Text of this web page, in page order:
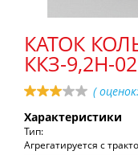
КАТОК
ККЗ-9,2Н-
( оценок:
Характеристики
Тип:
Агрегатируется с